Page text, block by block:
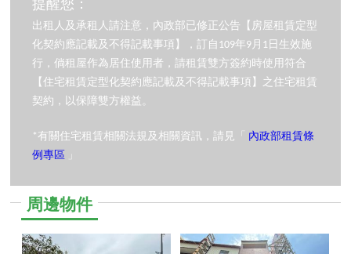
提醒您：
出租人及承租人請注意，內政部已修正公告【房屋租賃定型
化契約應記載及不得記載事項】，訂自109年9月1日生效施
行，倘租屋作為居住使用者，請租賃雙方簽約時使用符合
【住宅租賃定型化契約應記載及不得記載事項】之住宅租賃
契約，以保障雙方權益。
*有關住宅租賃相關法規及相關資訊，請見「 內政部租賃條
例專區 」
周邊物件